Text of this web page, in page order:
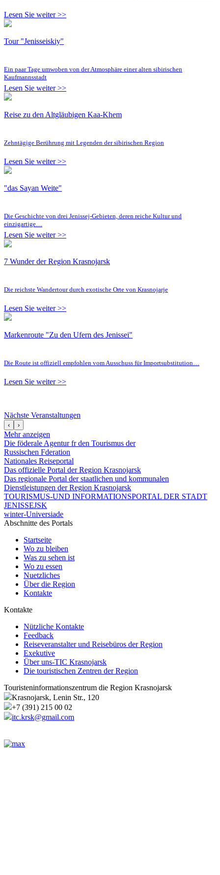
Lesen Sie weiter >>
Tour "Jenisseiskiy"
Ein paar Tage umwoben von der Atmosphäre einer alten sibirischen
Kaufmannsstadt
Lesen Sie weiter >>
Reise zu den Altgläubigen Kaa-Khem
Zehntägige Berührung mit Legenden der sibirischen Region
Lesen Sie weiter >>
"das Sayan Weite"
Die Geschichte von drei Jenissej-Gebieten, deren reiche Kultur und
einzigartige…
Lesen Sie weiter >>
7 Wunder der Region Krasnojarsk
Die reichste Wandertour durch exotische Orte von Krasnojarje
Lesen Sie weiter >>
Markenroute "Zu den Ufern des Jenissei"
Die Route ist offiziell empfohlen vom Ausschuss für Importsubstitution…
Lesen Sie weiter >>
Nächste Veranstaltungen
‹ ›
Mehr anzeigen
Die föderale Agentur fr den Tourismus der
Russischen Fderation
Nationales Reiseportal
Das offizielle Portal der Region Krasnojarsk
Das regionale Portal der staatlichen und kommunalen
Dienstleistungen der Region Krasnojarsk
TOURISMUS-UND INFORMATIONSPORTAL DER STADT
JENISSEJSK
winter-Universiade
Abschnitte des Portals
Startseite
Wo zu bleiben
Was zu sehen ist
Wo zu essen
Nuetzliches
Über die Region
Kontakte
Kontakte
Nützliche Kontakte
Feedback
Reiseveranstalter und Reisebüros der Region
Exekutive
Über uns-TIC Krasnojarsk
Die touristischen Zentren der Region
Touristeninformationszentrum die Region Krasnojarsk
Krasnojarsk, Lenin Str., 120
+7 (391) 215 00 02
itc.krsk@gmail.com